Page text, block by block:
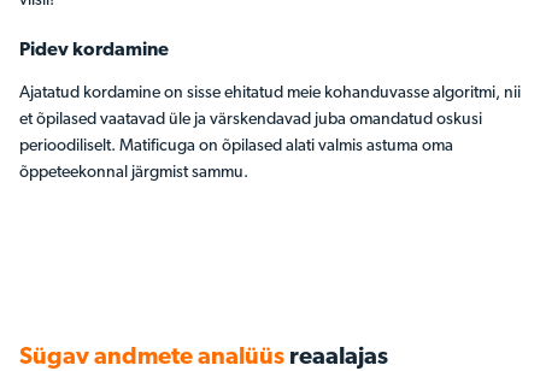
Pidev kordamine
Ajatatud kordamine on sisse ehitatud meie kohanduvasse algoritmi, nii
et õpilased vaatavad üle ja värskendavad juba omandatud oskusi
perioodiliselt. Matificuga on õpilased alati valmis astuma oma
õppeteekonnal järgmist sammu.
Sügav andmete analüüs reaalajas